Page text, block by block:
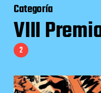
Categoría
VIII
2